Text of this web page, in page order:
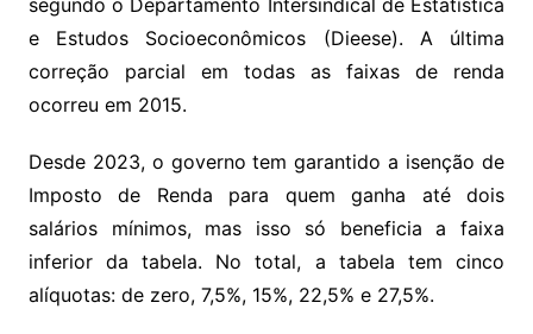
segundo o Departamento Intersindical de Estatística
e Estudos Socioeconômicos (Dieese). A última
correção parcial em todas as faixas de renda
ocorreu em 2015.
Desde 2023, o governo tem garantido a isenção de
Imposto de Renda para quem ganha até dois
salários mínimos, mas isso só beneficia a faixa
inferior da tabela. No total, a tabela tem cinco
alíquotas: de zero, 7,5%, 15%, 22,5% e 27,5%.